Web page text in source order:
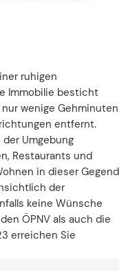
ruhigen
Immobilie besticht
wenige Gehminuten
entfernt.
Umgebung
Restaurants und
in dieser Gegend
der
keine Wünsche
ÖPNV als auch die
erreichen Sie